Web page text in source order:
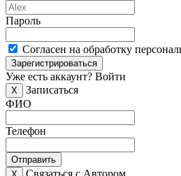
Пароль
Согласен на обработку
Зарегистрироваться
Уже есть аккаунт? Войти
X
Записаться
ФИО
Телефон
Отправить
Связаться с Автором